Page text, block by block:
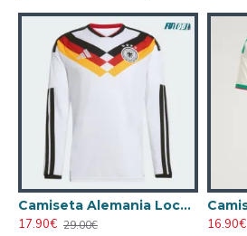
Camiseta Alemania Local Mundial 2026 ML Blanco
17.90€ 29.00€
16.90€